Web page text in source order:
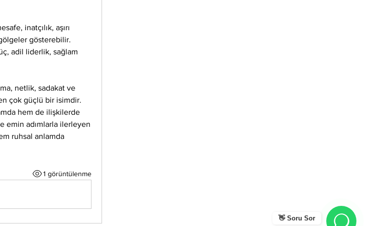
👋 Soru Sor
inatçılık, aşırı
gösterebilir.
adil liderlik, sağlam
netlik, sadakat ve
çok güçlü bir isimdir.
hem de ilişkilerde
emin adımlarla ilerleyen
ruhsal anlamda
1 görüntülenme